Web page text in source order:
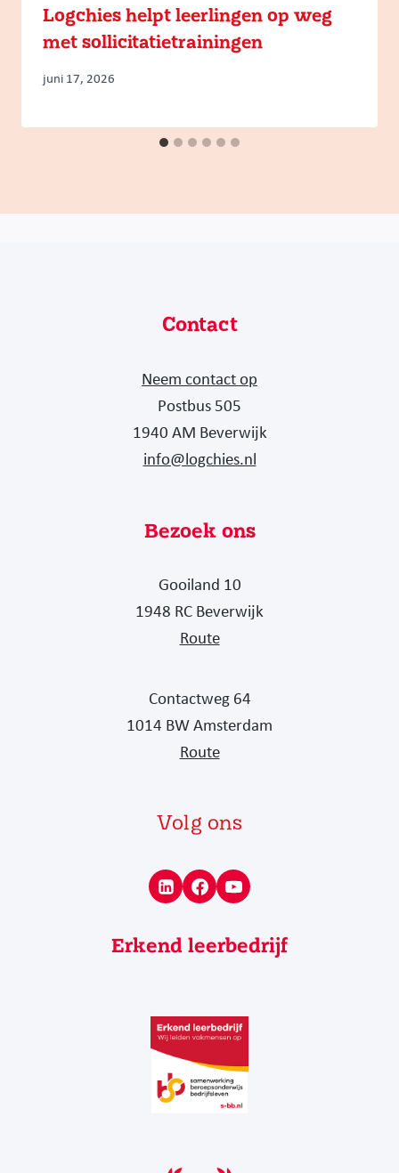
Logchies helpt leerlingen op weg
met sollicitatietrainingen
juni 17, 2026
Contact
Neem contact op
Postbus 505
1940 AM Beverwijk
info@logchies.nl
Bezoek ons
Gooiland 10
1948 RC Beverwijk
Route
Contactweg 64
1014 BW Amsterdam
Route
Volg ons
Erkend leerbedrijf